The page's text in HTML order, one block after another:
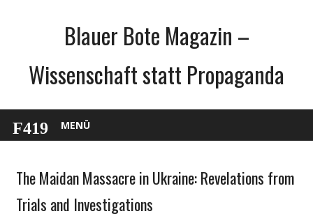
Blauer Bote Magazin –
Wissenschaft statt Propaganda
MENÜ
English
The Maidan Massacre in Ukraine: Revelations from
Trials and Investigations